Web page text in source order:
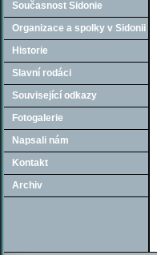
Současnost Sidonie
Organizace a spolky v Sidonii
Historie
Slavní rodáci
Související odkazy
Fotogalerie
Napsali nám
Kontakt
Archiv